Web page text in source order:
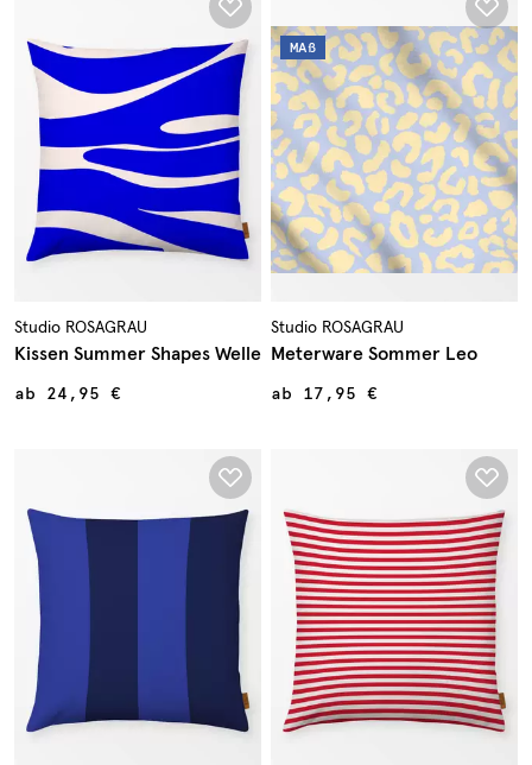
Studio ROSAGRAU
Kissen Summer Shapes Welle
ab 24,95 €
MAß
Studio ROSAGRAU
Meterware Sommer Leo
ab 17,95 €